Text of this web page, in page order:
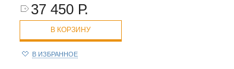
37 450 Р.
В КОРЗИНУ
В ИЗБРАННОЕ